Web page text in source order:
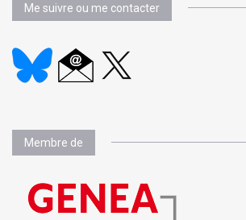
Me suivre ou me contacter
Membre de